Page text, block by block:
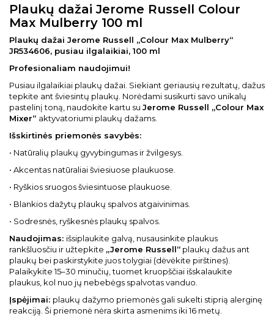
Plaukų dažai Jerome Russell Colour
Max Mulberry 100 ml
Plaukų dažai Jerome Russell „Colour Max Mulberry“
JR534606, pusiau ilgalaikiai, 100 ml
Profesionaliam naudojimui!
Pusiau ilgalaikiai plaukų dažai. Siekiant geriausių rezultatų, dažus
tepkite ant šviesintų plaukų. Norėdami susikurti savo unikalų
pastelinį toną, naudokite kartu su Jerome Russell „Colour Max
Mixer“ aktyvatoriumi plaukų dažams.
Išskirtinės priemonės savybės:
• Natūralių plaukų gyvybingumas ir žvilgesys.
• Akcentas natūraliai šviesiuose plaukuose.
• Ryškios sruogos šviesintuose plaukuose.
• Blankios dažytų plaukų spalvos atgaivinimas.
• Sodresnės, ryškesnės plaukų spalvos.
Naudojimas: išsiplaukite galvą, nusausinkite plaukus
rankšluosčiu ir užtepkite „Jerome Russell“ plaukų dažus ant
plaukų bei paskirstykite juos tolygiai (dėvėkite pirštines).
Palaikykite 15–30 minučių, tuomet kruopščiai išskalaukite
plaukus, kol nuo jų nebebėgs spalvotas vanduo.
Įspėjimai: plaukų dažymo priemonės gali sukelti stiprią alerginę
reakciją. Ši priemonė nėra skirta asmenims iki 16 metų.